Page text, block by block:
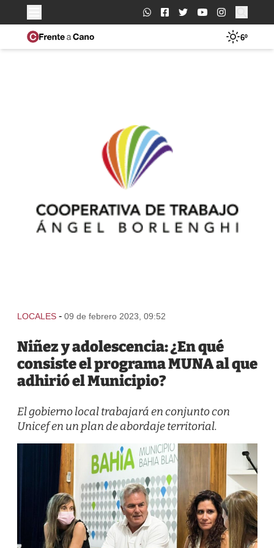
Buscar:
6º
LOCALES - 09 de febrero 2023, 09:52
Niñez y adolescencia: ¿En qué
consiste el programa MUNA al que
adhirió el Municipio?
El gobierno local trabajará en conjunto con
Unicef en un plan de abordaje territorial.